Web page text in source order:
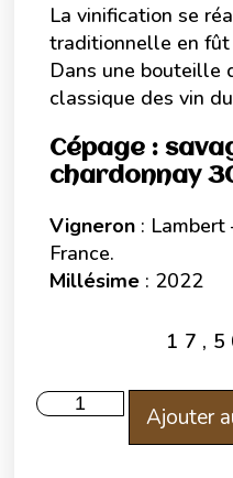
La vinification se
traditionnelle en fût
Dans une bouteille
classique des vin
Cépage :
chardonnay
Vigneron: Lambert
France.
Millésime: 2022
Ajouter